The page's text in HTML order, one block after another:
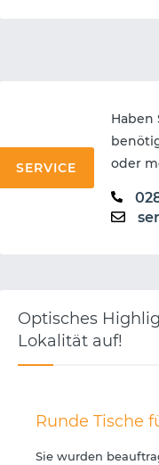
Haben
oder
SERVICE
Optisches
Lokalität auf!
Runde Tische
Sie wurden